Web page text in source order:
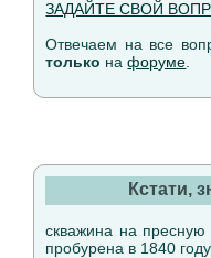
ЗАДАЙТЕ СВОЙ
Отвечаем на все
только нафоруме
Кстати,
скважина на
пробурена в 1840